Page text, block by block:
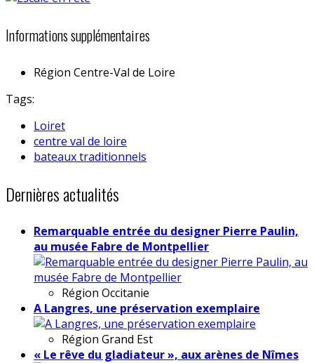
Informations supplémentaires
Région Centre-Val de Loire
Tags:
Loiret
centre val de loire
bateaux traditionnels
Dernières actualités
Remarquable entrée du designer Pierre Paulin,
au musée Fabre de Montpellier
Région Occitanie
A Langres, une préservation exemplaire
Région Grand Est
« Le rêve du gladiateur », aux arènes de Nîmes